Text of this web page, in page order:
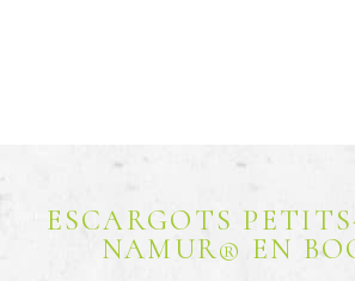
ESCARGOTS
NAMUR® EN